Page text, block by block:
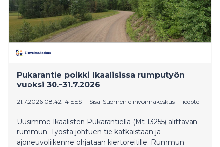
Pukarantie poikki Ikaalisissa rumputyön
vuoksi 30.-31.7.2026
21.7.2026 08:42:14 EEST | Sisä-Suomen elinvoimakeskus | Tiedote
Uusimme Ikaalisten Pukarantiellä (Mt 13255) alittavan
rummun. Työstä johtuen tie katkaistaan ja
ajoneuvoliikenne ohjataan kiertoreitille. Rummun